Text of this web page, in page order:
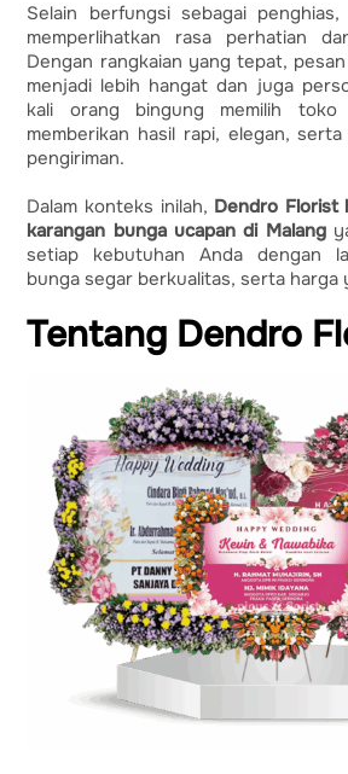
Selain berfungsi sebagai
memperlihatkan rasa perhatian
Dengan rangkaian yang tepat,
menjadi lebih hangat dan juga
kali orang bingung memilih
memberikan hasil rapi, elegan,
pengiriman.
Dalam konteks inilah, Dendro Florist
karangan bunga ucapan di Malang
setiap kebutuhan Anda dengan
bunga segar berkualitas, serta harga
Tentang Dendro